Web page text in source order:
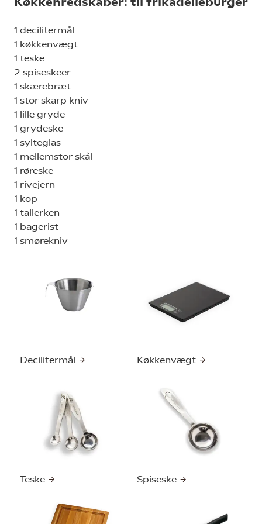
1 decilitermål
1 køkkenvægt
1 teske
2 spiseskeer
1 skærebræt
1 stor skarp kniv
1 lille gryde
1 grydeske
1 sylteglas
1 mellemstor skål
1 røreske
1 rivejern
1 kop
1 tallerken
1 bagerist
1 smørekniv
Decilitermål Køkkenvægt
Teske Spiseske